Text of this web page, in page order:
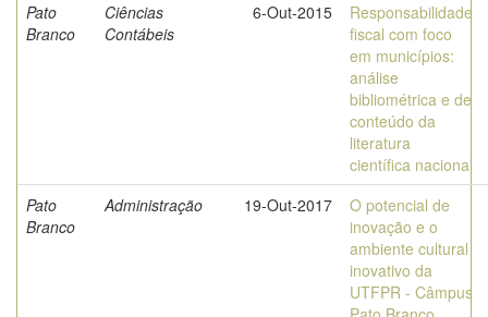
Pato
Branco
Ciências
Contábeis
6-Out-2015
Responsabilidade
fiscal com foco
em municípios:
análise
bibliométrica e de
conteúdo da
literatura
científica nacional
Pato
Branco
Administração 19-Out-2017
O potencial de
inovação e o
ambiente cultural
inovativo da
UTFPR - Câmpus